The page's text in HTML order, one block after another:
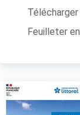
Feuilleter